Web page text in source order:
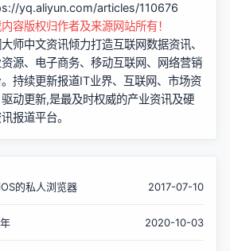
yq.aliyun.com/articles/110676
容版权归作者及来源网站所有！
师中文资讯倾力打造互联网数据资讯、
源、电子商务、移动互联网、网络营销
持续更新报道IT业界、互联网、市场资
动更新,是最及时权威的产业资讯及硬
报道平台。
的私人浏览器 2017-07-10
2020-10-03